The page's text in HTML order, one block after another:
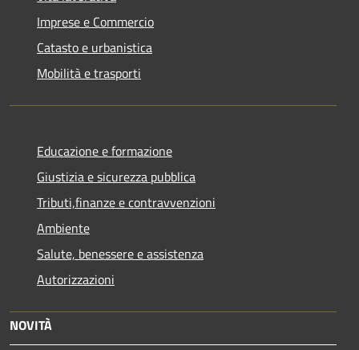
Imprese e Commercio
Catasto e urbanistica
Mobilità e trasporti
Educazione e formazione
Giustizia e sicurezza pubblica
Tributi,finanze e contravvenzioni
Ambiente
Salute, benessere e assistenza
Autorizzazioni
NOVITÀ